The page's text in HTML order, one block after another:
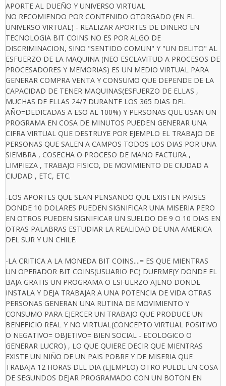
APORTE AL DUEÑO Y UNIVERSO VIRTUAL
NO RECOMIENDO POR CONTENIDO OTORGADO (EN EL
UNIVERSO VIRTUAL) - REALIZAR APORTES DE DINERO EN
TECNOLOGIA BIT COINS NO ES POR ALGO DE
DISCRIMINACION, SINO "SENTIDO COMUN" Y "UN DELITO" AL
ESFUERZO DE LA MAQUINA (NEO ESCLAVITUD A PROCESOS DE
PROCESADORES Y MEMORIAS) ES UN MEDIO VIRTUAL PARA
GENERAR COMPRA VENTA Y CONSUMO QUE DEPENDE DE LA
CAPACIDAD DE TENER MAQUINAS(ESFUERZO DE ELLAS ,
MUCHAS DE ELLAS 24/7 DURANTE LOS 365 DIAS DEL
AÑO=DEDICADAS A ESO AL 100%) Y PERSONAS QUE USAN UN
PROGRAMA EN COSA DE MINUTOS PUEDEN GENERAR UNA
CIFRA VIRTUAL QUE DESTRUYE POR EJEMPLO EL TRABAJO DE
PERSONAS QUE SALEN A CAMPOS TODOS LOS DIAS POR UNA
SIEMBRA , COSECHA O PROCESO DE MANO FACTURA ,
LIMPIEZA , TRABAJO FISICO, DE MOVIMIENTO DE CIUDAD A
CIUDAD , ETC, ETC.
-LOS APORTES QUE SEAN PENSANDO QUE EXISTEN PAISES
DONDE 10 DOLARES PUEDEN SIGNIFICAR UNA MISERIA PERO
EN OTROS PUEDEN SIGNIFICAR UN SUELDO DE 9 O 10 DIAS EN
OTRAS PALABRAS ESTUDIAR LA REALIDAD DE UNA AMERICA
DEL SUR Y UN CHILE.
-LA CRITICA A LA MONEDA BIT COINS....= ES QUE MIENTRAS
UN OPERADOR BIT COINS(USUARIO PC) DUERME(Y DONDE EL
BAJA GRATIS UN PROGRAMA O ESFUERZO AJENO DONDE
INSTALA Y DEJA TRABAJAR A UNA POTENCIA DE VIDA OTRAS
PERSONAS GENERAN UNA RUTINA DE MOVIMIENTO Y
CONSUMO PARA EJERCER UN TRABAJO QUE PRODUCE UN
BENEFICIO REAL Y NO VIRTUAL(CONCEPTO VIRTUAL POSITIVO
O NEGATIVO= OBJETIVO= BIEN SOCIAL - ECOLOGICO O
GENERAR LUCRO) , LO QUE QUIERE DECIR QUE MIENTRAS
EXISTE UN NIÑO DE UN PAIS POBRE Y DE MISERIA QUE
TRABAJA 12 HORAS DEL DIA (EJEMPLO) OTRO PUEDE EN COSA
DE SEGUNDOS DEJAR PROGRAMADO CON UN BOTON EN